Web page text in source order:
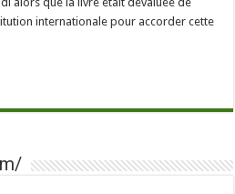
internationale pour accorder cette